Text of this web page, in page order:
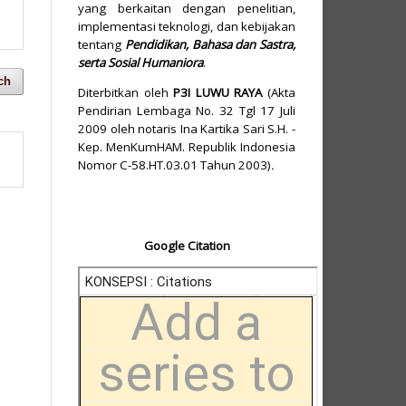
yang berkaitan dengan penelitian,
implementasi teknologi, dan kebijakan
tentang Pendidikan, Bahasa dan Sastra,
serta Sosial Humaniora.
Diterbitkan olehP3I LUWU RAYA(Akta
Pendirian Lembaga No. 32 Tgl 17 Juli
2009 oleh notaris Ina Kartika Sari S.H. -
Kep. MenKumHAM. Republik Indonesia
Nomor C-58.HT.03.01 Tahun 2003).
Google Citation